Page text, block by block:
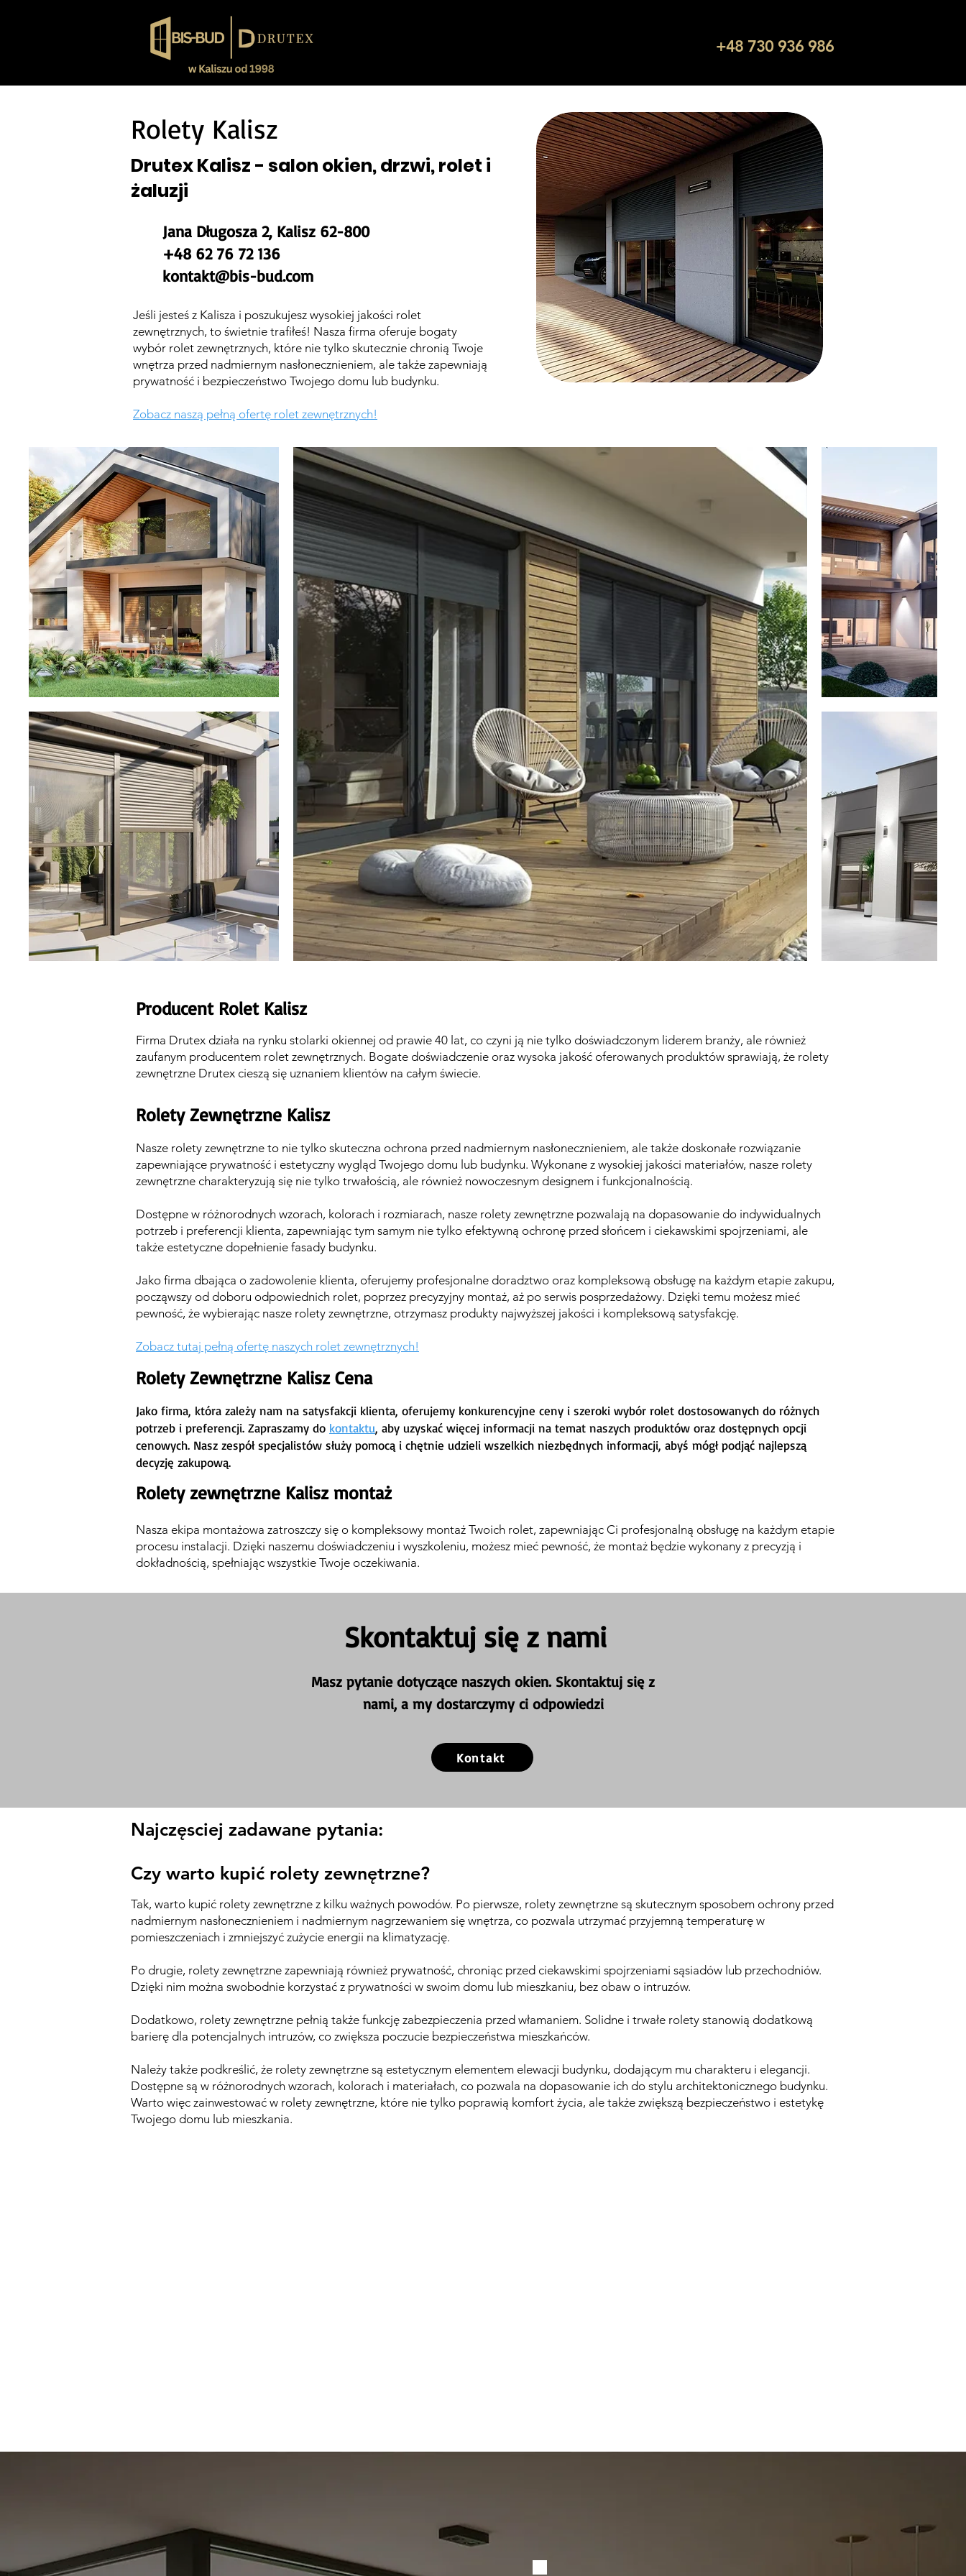
+48 730 936 986
Rolety Kalisz
Drutex Kalisz - salon okien, drzwi, rolet i
żaluzji
Jana Długosza 2, Kalisz 62-800
+48 62 76 72 136
kontakt@bis-bud.com
Jeśli jesteś z Kalisza i poszukujesz wysokiej jakości rolet
zewnętrznych, to świetnie trafiłeś! Nasza firma oferuje bogaty
wybór rolet zewnętrznych, które nie tylko skutecznie chronią Twoje
wnętrza przed nadmiernym nasłonecznieniem, ale także zapewniają
prywatność i bezpieczeństwo Twojego domu lub budynku.
Zobacz naszą pełną ofertę rolet zewnętrznych!
Producent Rolet Kalisz
Firma Drutex działa na rynku stolarki okiennej od prawie 40 lat, co czyni ją nie tylko doświadczonym liderem branży, ale również
zaufanym producentem rolet zewnętrznych. Bogate doświadczenie oraz wysoka jakość oferowanych produktów sprawiają, że rolety
zewnętrzne Drutex cieszą się uznaniem klientów na całym świecie.
Rolety Zewnętrzne Kalisz
Nasze rolety zewnętrzne to nie tylko skuteczna ochrona przed nadmiernym nasłonecznieniem, ale także doskonałe rozwiązanie
zapewniające prywatność i estetyczny wygląd Twojego domu lub budynku. Wykonane z wysokiej jakości materiałów, nasze rolety
zewnętrzne charakteryzują się nie tylko trwałością, ale również nowoczesnym designem i funkcjonalnością.
Dostępne w różnorodnych wzorach, kolorach i rozmiarach, nasze rolety zewnętrzne pozwalają na dopasowanie do indywidualnych
potrzeb i preferencji klienta, zapewniając tym samym nie tylko efektywną ochronę przed słońcem i ciekawskimi spojrzeniami, ale
także estetyczne dopełnienie fasady budynku.
Jako firma dbająca o zadowolenie klienta, oferujemy profesjonalne doradztwo oraz kompleksową obsługę na każdym etapie zakupu,
począwszy od doboru odpowiednich rolet, poprzez precyzyjny montaż, aż po serwis posprzedażowy. Dzięki temu możesz mieć
pewność, że wybierając nasze rolety zewnętrzne, otrzymasz produkty najwyższej jakości i kompleksową satysfakcję.
Zobacz tutaj pełną ofertę naszych rolet zewnętrznych!
Rolety Zewnętrzne Kalisz Cena
Jako firma, która zależy nam na satysfakcji klienta, oferujemy konkurencyjne ceny i szeroki wybór rolet dostosowanych do różnych
potrzeb i preferencji. Zapraszamy do kontaktu, aby uzyskać więcej informacji na temat naszych produktów oraz dostępnych opcji
cenowych. Nasz zespół specjalistów służy pomocą i chętnie udzieli wszelkich niezbędnych informacji, abyś mógł podjąć najlepszą
decyzję zakupową.
Rolety zewnętrzne Kalisz montaż
Nasza ekipa montażowa zatroszczy się o kompleksowy montaż Twoich rolet, zapewniając Ci profesjonalną obsługę na każdym etapie
procesu instalacji. Dzięki naszemu doświadczeniu i wyszkoleniu, możesz mieć pewność, że montaż będzie wykonany z precyzją i
dokładnością, spełniając wszystkie Twoje oczekiwania.
Skontaktuj się z nami
Masz pytanie dotyczące naszych okien. Skontaktuj się z
nami, a my dostarczymy ci odpowiedzi
Kontakt
Najczęsciej zadawane pytania:
Czy warto kupić rolety zewnętrzne?
Tak, warto kupić rolety zewnętrzne z kilku ważnych powodów. Po pierwsze, rolety zewnętrzne są skutecznym sposobem ochrony przed
nadmiernym nasłonecznieniem i nadmiernym nagrzewaniem się wnętrza, co pozwala utrzymać przyjemną temperaturę w
pomieszczeniach i zmniejszyć zużycie energii na klimatyzację.
Po drugie, rolety zewnętrzne zapewniają również prywatność, chroniąc przed ciekawskimi spojrzeniami sąsiadów lub przechodniów.
Dzięki nim można swobodnie korzystać z prywatności w swoim domu lub mieszkaniu, bez obaw o intruzów.
Dodatkowo, rolety zewnętrzne pełnią także funkcję zabezpieczenia przed włamaniem. Solidne i trwałe rolety stanowią dodatkową
barierę dla potencjalnych intruzów, co zwiększa poczucie bezpieczeństwa mieszkańców.
Należy także podkreślić, że rolety zewnętrzne są estetycznym elementem elewacji budynku, dodającym mu charakteru i elegancji.
Dostępne są w różnorodnych wzorach, kolorach i materiałach, co pozwala na dopasowanie ich do stylu architektonicznego budynku.
Warto więc zainwestować w rolety zewnętrzne, które nie tylko poprawią komfort życia, ale także zwiększą bezpieczeństwo i estetykę
Twojego domu lub mieszkania.